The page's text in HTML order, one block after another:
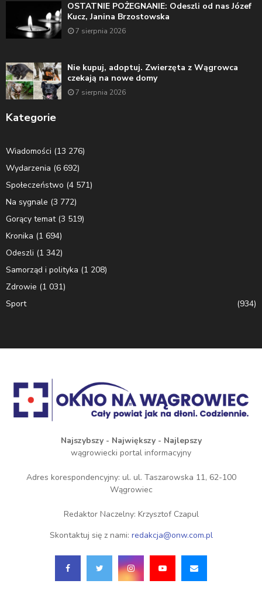
OSTATNIE POŻEGNANIE: Odeszli od nas Józef
Kucz, Janina Brzostowska
7 sierpnia 2026
Nie kupuj, adoptuj. Zwierzęta z Wągrowca
czekają na nowe domy
7 sierpnia 2026
Kategorie
Wiadomości (13 276)
Wydarzenia (6 692)
Społeczeństwo (4 571)
Na sygnale (3 772)
Gorący temat(3 519)
Kronika (1 694)
Odeszli (1 342)
Samorząd i polityka (1 208)
Zdrowie (1 031)
Sport
(934)
Najszybszy - Największy - Najlepszy
wągrowiecki portal informacyjny
Adres korespondencyjny: ul. ul. Taszarowska 11, 62-100
Wągrowiec
Redaktor Naczelny: Krzysztof Czapul
Skontaktuj się z nami: redakcja@onw.com.pl